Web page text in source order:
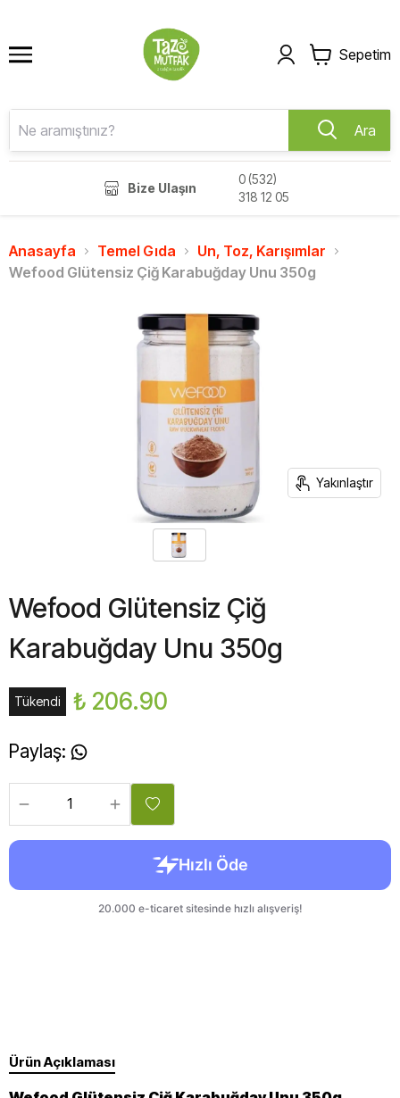
Sepetim
Ara
Bize Ulaşın
0 (532)
318 12 05
Anasayfa Temel Gıda
Un, Toz, Karışımlar
Wefood Glütensiz Çiğ Karabuğday Unu 350g
Yakınlaştır
Wefood Glütensiz Çiğ
Karabuğday Unu 350g
Tükendi ₺ 206.90
Paylaş:
Ürün Açıklaması